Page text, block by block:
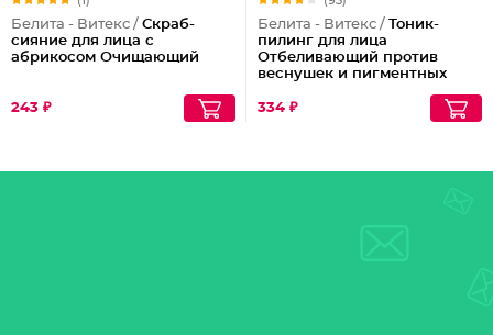
Белита - Витекс / Скраб-
сияние для лица с
абрикосом Очищающий
243 ₽
Белита - Витекс / Тоник-
пилинг для лица
Отбеливающий против
веснушек и пигментных
334 ₽